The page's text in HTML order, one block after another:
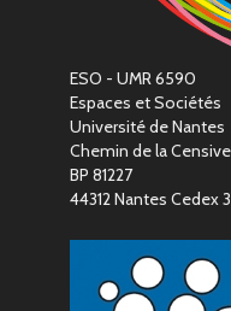
ESO - UMR 6590
Espaces et Sociétés
Université de Nantes
Chemin de la
BP 81227
44312 Nantes Cedex 3